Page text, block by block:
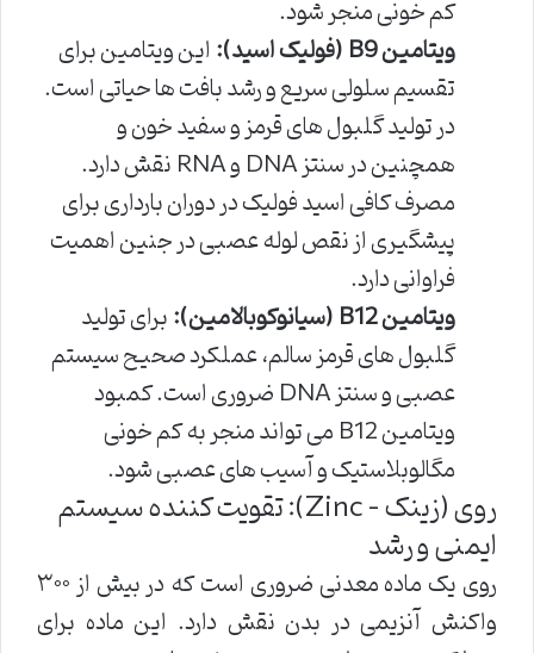
کم خونی منجر شود.
ویتامین B9 (فولیک اسید):
این ویتامین برای
تقسیم سلولی سریع و رشد بافت ها حیاتی است.
در تولید گلبول های قرمز و سفید خون و
همچنین در سنتز DNA و RNA نقش دارد.
مصرف کافی اسید فولیک در دوران بارداری برای
پیشگیری از نقص لوله عصبی در جنین اهمیت
فراوانی دارد.
ویتامین B12 (سیانوکوبالامین):
برای تولید
گلبول های قرمز سالم، عملکرد صحیح سیستم
عصبی و سنتز DNA ضروری است. کمبود
ویتامین B12 می تواند منجر به کم خونی
مگالوبلاستیک و آسیب های عصبی شود.
روی (زینک – Zinc): تقویت کننده سیستم
ایمنی و رشد
روی یک ماده معدنی ضروری است که در بیش از ۳۰۰
واکنش آنزیمی در بدن نقش دارد. این ماده برای